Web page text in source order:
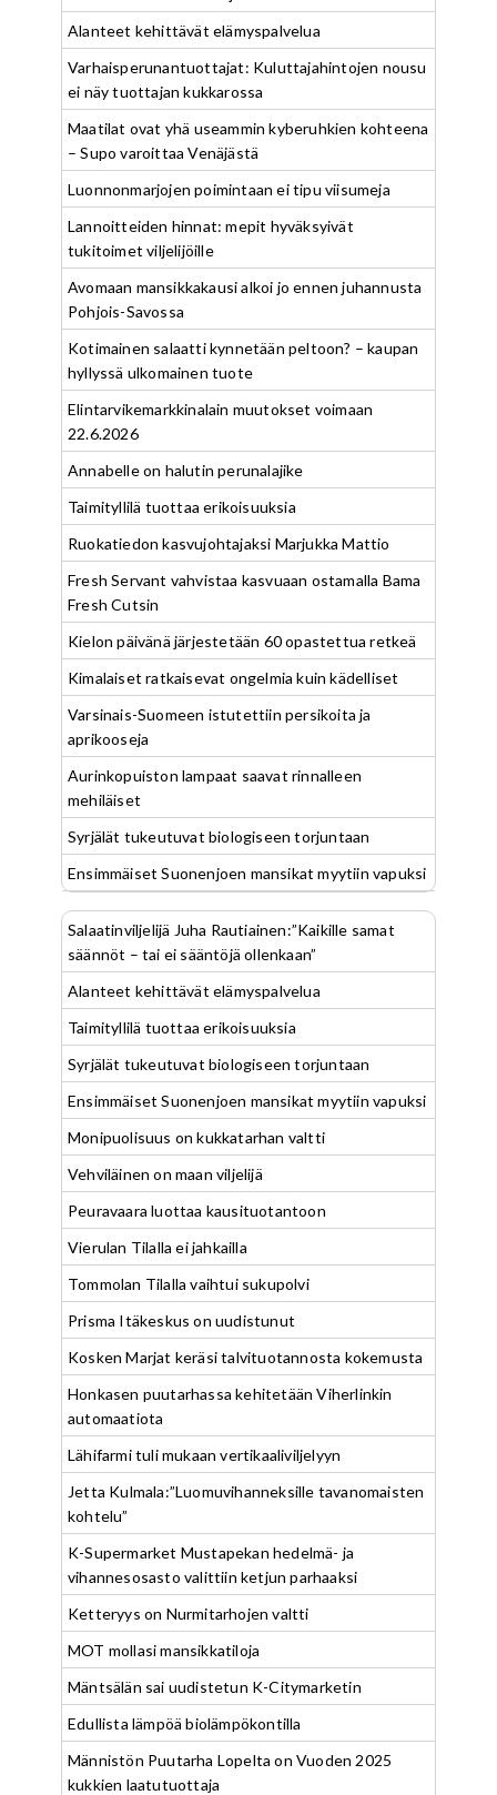
Alanteet kehittävät elämyspalvelua
Varhaisperunantuottajat: Kuluttajahintojen nousu
ei näy tuottajan kukkarossa
Maatilat ovat yhä useammin kyberuhkien kohteena
– Supo varoittaa Venäjästä
Luonnonmarjojen poimintaan ei tipu viisumeja
Lannoitteiden hinnat: mepit hyväksyivät
tukitoimet viljelijöille
Avomaan mansikkakausi alkoi jo ennen juhannusta
Pohjois-Savossa
Kotimainen salaatti kynnetään peltoon? – kaupan
hyllyssä ulkomainen tuote
Elintarvikemarkkinalain muutokset voimaan
22.6.2026
Annabelle on halutin perunalajike
Taimityllilä tuottaa erikoisuuksia
Ruokatiedon kasvujohtajaksi Marjukka Mattio
Fresh Servant vahvistaa kasvuaan ostamalla Bama
Fresh Cutsin
Kielon päivänä järjestetään 60 opastettua retkeä
Kimalaiset ratkaisevat ongelmia kuin kädelliset
Varsinais-Suomeen istutettiin persikoita ja
aprikooseja
Aurinkopuiston lampaat saavat rinnalleen
mehiläiset
Syrjälät tukeutuvat biologiseen torjuntaan
Ensimmäiset Suonenjoen mansikat myytiin vapuksi
Salaatinviljelijä Juha Rautiainen:”Kaikille samat
säännöt – tai ei sääntöjä ollenkaan”
Alanteet kehittävät elämyspalvelua
Taimityllilä tuottaa erikoisuuksia
Syrjälät tukeutuvat biologiseen torjuntaan
Ensimmäiset Suonenjoen mansikat myytiin vapuksi
Monipuolisuus on kukkatarhan valtti
Vehviläinen on maan viljelijä
Peuravaara luottaa kausituotantoon
Vierulan Tilalla ei jahkailla
Tommolan Tilalla vaihtui sukupolvi
Prisma Itäkeskus on uudistunut
Kosken Marjat keräsi talvituotannosta kokemusta
Honkasen puutarhassa kehitetään Viherlinkin
automaatiota
Lähifarmi tuli mukaan vertikaaliviljelyyn
Jetta Kulmala:”Luomuvihanneksille tavanomaisten
kohtelu”
K-Supermarket Mustapekan hedelmä- ja
vihannesosasto valittiin ketjun parhaaksi
Ketteryys on Nurmitarhojen valtti
MOT mollasi mansikkatiloja
Mäntsälän sai uudistetun K-Citymarketin
Edullista lämpöä biolämpökontilla
Männistön Puutarha Lopelta on Vuoden 2025
kukkien laatutuottaja